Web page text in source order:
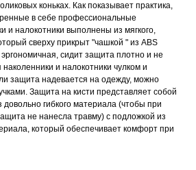
коньках. Как показывает практика,
в себе профессиональные
и налокотники выполнены из мягкого,
сверху прикрыт "чашкой " из ABS
сидит защита плотно и не
и налокотники чулком и
защита надевается на одежду, можно
Защита на кисти представляет собой
довольно гибкого материала (чтобы при
не нанесла травму) с подложкой из
который обеспечивает комфорт при